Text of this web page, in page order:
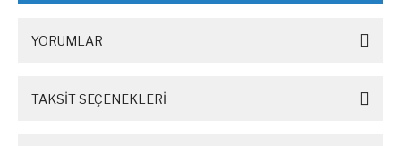
YORUMLAR
TAKSİT SEÇENEKLERİ